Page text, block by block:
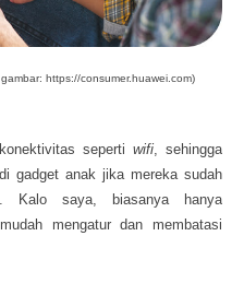
https://consumer.huawei.com)
seperti wifi, sehingga
gadget anak jika mereka sudah
Kalo saya, biasanya hanya
mengatur dan membatasi